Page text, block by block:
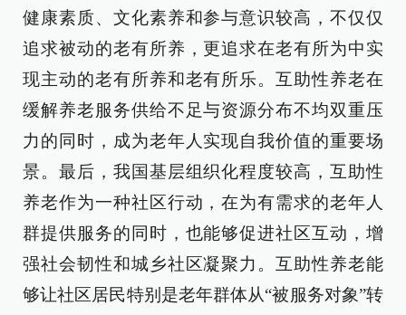
健康素质、文化素养和参与意识较高，不仅仅
追求被动的老有所养，更追求在老有所为中实
现主动的老有所养和老有所乐。互助性养老在
缓解养老服务供给不足与资源分布不均双重压
力的同时，成为老年人实现自我价值的重要场
景。最后，我国基层组织化程度较高，互助性
养老作为一种社区行动，在为有需求的老年人
群提供服务的同时，也能够促进社区互动，增
强社会韧性和城乡社区凝聚力。互助性养老能
够让社区居民特别是老年群体从“被服务对象”转